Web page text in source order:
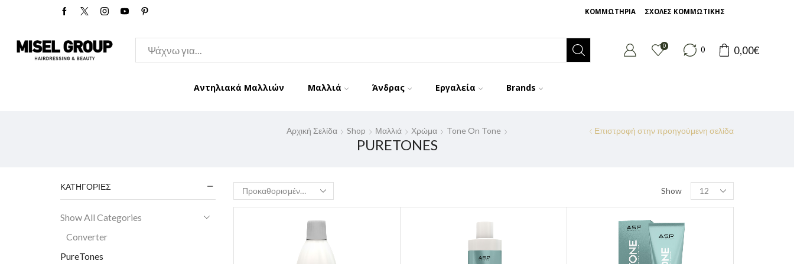
ΚΟΜΜΩΤΗΡΙΑ ΣΧΟΛΕΣ ΚΟΜΜΩΤΙΚΗΣ
0 0 0,00€
Αντηλιακά Μαλλιών Μαλλιά Άνδρας Εργαλεία Brands
Αρχική Σελίδα Shop Μαλλιά Χρώμα Tone On Tone
PURETONES
Επιστροφή στην προηγούμενη σελίδα
Show
ΚΑΤΗΓΟΡΊΕΣ
Show All Categories
Converter
PureTones